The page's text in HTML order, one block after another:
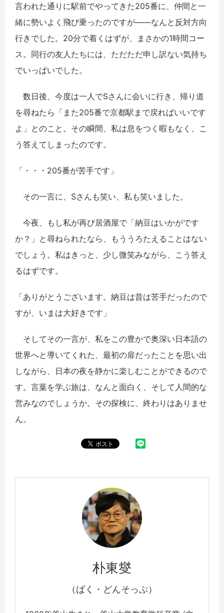
言われた通りに駅前でやってきた205番に、仲間と一
緒に勢いよく飛び乗ったのですが――なんと反対方向
行きでした。20分で着くはずが、まさかの1時間コー
ス。同行の友人たちには、ただただ申し訳ない気持ち
でいっぱいでした。
数日後、今度は一人でSさんに会いに行き、帰り道
を尋ねたら「また205番で京都駅まで戻ればいいです
よ」とのこと。その瞬間、私は息をつく暇もなく、こ
う答えてしまったのです。
「・・・205番が苦手です」
その一言に、Sさんも笑い、私も笑いました。
今夜、もし私が再び居酒屋で「納豆はいかがです
か？」と尋ねられたなら、もううろたえることはない
でしょう。私はきっと、少し微笑みながら、こう答え
るはずです。
「ありがとうございます。納豆は昔は苦手だったので
すが、いまは大好きです」
そしてその一言が、私をこの豊かで奥深い日本語の
世界へと導いてくれた、最初の扉だったことを思い出
しながら、日本の夜を静かに楽しむことができるので
す。言葉を学ぶ旅は、なんと面白く、そして人間的な
営みなのでしょうか。その探検に、終わりはありませ
ん。
朴東燮
（ばく・どんそっぷ）